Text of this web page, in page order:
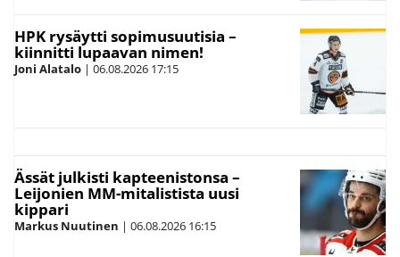
HPK rysäytti sopimusuutisia –
kiinnitti lupaavan nimen!
Joni Alatalo | 06.08.2026 17:15
Ässät julkisti kapteenistonsa –
Leijonien MM-mitalistista uusi
kippari
Markus Nuutinen | 06.08.2026 16:15